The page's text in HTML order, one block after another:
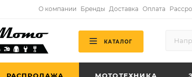
О компании Бренды Доставка Оплата
КАТАЛОГ